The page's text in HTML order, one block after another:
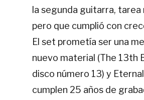
la segunda guitarra, tarea
pero que cumplió con
El set prometía ser una
nuevo material (The 13th
disco número 13) y
cumplen 25 años de